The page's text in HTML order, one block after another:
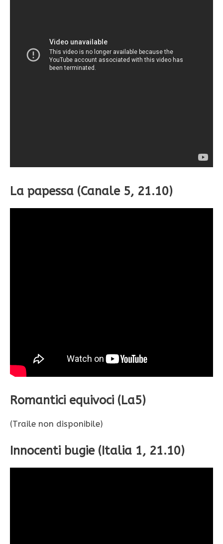
La papessa (Canale 5, 21.10)
Romantici equivoci (La5)
(Traile non disponibile)
Innocenti bugie (Italia 1, 21.10)